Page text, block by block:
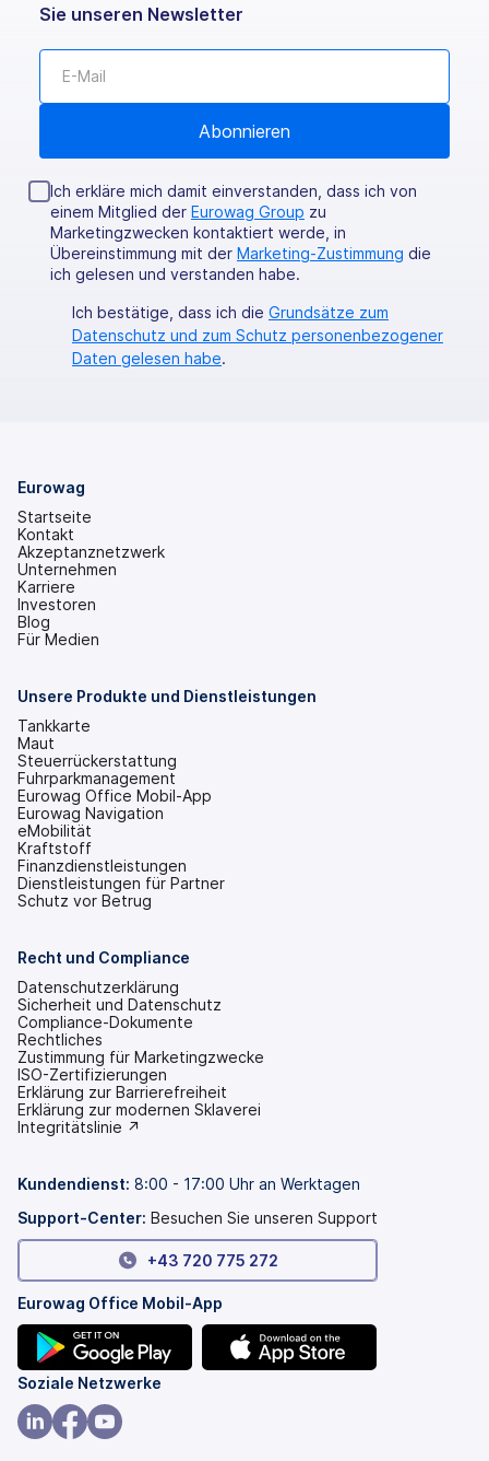
Sie unseren Newsletter
Ich erkläre mich damit einverstanden, dass ich von
einem Mitglied der Eurowag Group zu
Marketingzwecken kontaktiert werde, in
Übereinstimmung mit der Marketing-Zustimmung die
ich gelesen und verstanden habe.
Ich bestätige, dass ich die Grundsätze zum
Datenschutz und zum Schutz personenbezogener
Daten gelesen habe.
Eurowag
Startseite
Kontakt
Akzeptanznetzwerk
Unternehmen
Karriere
Investoren
(wird
in
Tab
Blog
Für Medien
Unsere Produkte und Dienstleistungen
Tankkarte
Maut
Steuerrückerstattung
Fuhrparkmanagement
Eurowag Office Mobil-App
Eurowag Navigation
eMobilität
Kraftstoff
Finanzdienstleistungen
Dienstleistungen für Partner
Schutz vor Betrug
Recht und Compliance
Datenschutzerklärung
Sicherheit und Datenschutz
Compliance-Dokumente
Rechtliches
Zustimmung für Marketingzwecke
ISO-Zertifizierungen
Erklärung zur Barrierefreiheit
(wird
in
Tab
Erklärung zur modernen Sklaverei
(wird
neuen
geöffnet)
Integritätslinie ↗
Kundendienst: 8:00 - 17:00 Uhr an Werktagen
Support-Center: Besuchen Sie unseren Support
+43 720 775 272
Eurowag Office Mobil-App
(wird
in
einem
Soziale Netzwerke